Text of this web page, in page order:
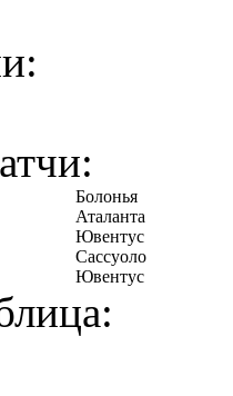
Болонья
Аталанта
Ювентус
Сассуоло
Ювентус